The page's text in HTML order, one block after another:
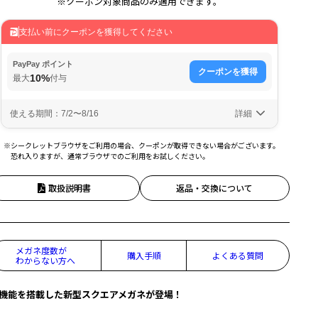
※シークレットブラウザをご利用の場合、クーポンが取得できない場合がございます。
恐れ入りますが、通常ブラウザでのご利用をお試しください。
取扱説明書 返品・交換について
メガネ度数が
わからない方へ
購入手順 よくある質問
能を搭載した新型スクエアメガネが登場！